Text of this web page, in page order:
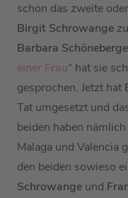
schon das zweite
Birgit Schrowange
Barbara
einer Frau“ hat sie
gesprochen. Jetzt hat
Tat umgesetzt und
beiden haben
Malaga und Valencia
den beiden sowieso
Schrowange und